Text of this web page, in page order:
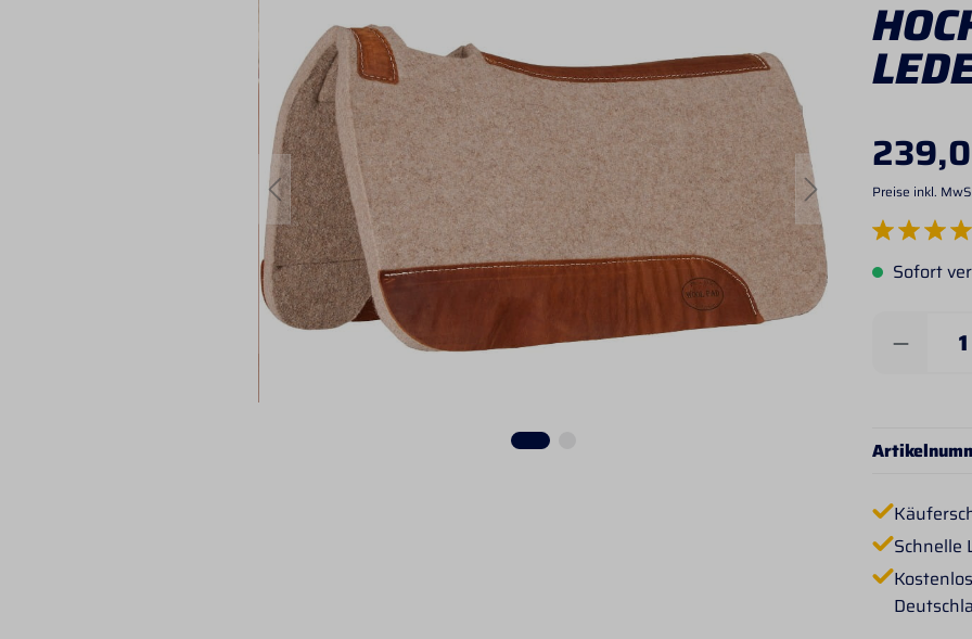
Preise inkl.
Sofort
Schnelle